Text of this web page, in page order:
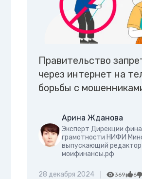
Правительство
через интернет на
борьбы с
Арина Жданова
Эксперт Дирекции
грамотности НИФИ
выпускающий
моифинансы.рф
28 декабря 2024 369 6